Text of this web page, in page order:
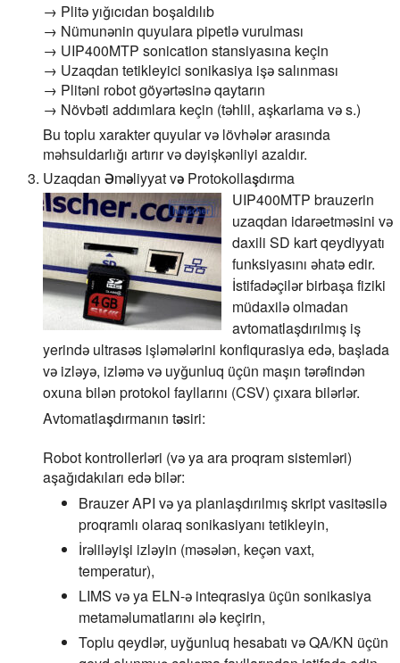
→ Plitə yığıcıdan boşaldılıb
→ Nümunənin quyulara pipetlə vurulması
→ UIP400MTP sonication stansiyasına keçin
→ Uzaqdan tetikleyici sonikasiya işə salınması
→ Plitəni robot göyərtəsinə qaytarın
→ Növbəti addımlara keçin (təhlil, aşkarlama və s.)
Bu toplu xarakter quyular və lövhələr arasında
məhsuldarlığı artırır və dəyişkənliyi azaldır.
Uzaqdan Əməliyyat və Protokollaşdırma
UIP400MTP brauzerin
uzaqdan idarəetməsini və
daxili SD kart qeydiyyatı
funksiyasını əhatə edir.
İstifadəçilər birbaşa fiziki
müdaxilə olmadan
avtomatlaşdırılmış iş
yerində ultrasəs işləmələrini konfiqurasiya edə, başlada
və izləyə, izləmə və uyğunluq üçün maşın tərəfindən
oxuna bilən protokol fayllarını (CSV) çıxara bilərlər.
Avtomatlaşdırmanın təsiri:
Robot kontrollerləri (və ya ara proqram sistemləri)
aşağıdakıları edə bilər:
Brauzer API və ya planlaşdırılmış skript vasitəsilə
proqramlı olaraq sonikasiyanı tetikleyin,
İrəliləyişi izləyin (məsələn, keçən vaxt,
temperatur),
LIMS və ya ELN-ə inteqrasiya üçün sonikasiya
metaməlumatlarını ələ keçirin,
Toplu qeydlər, uyğunluq hesabatı və QA/KN üçün